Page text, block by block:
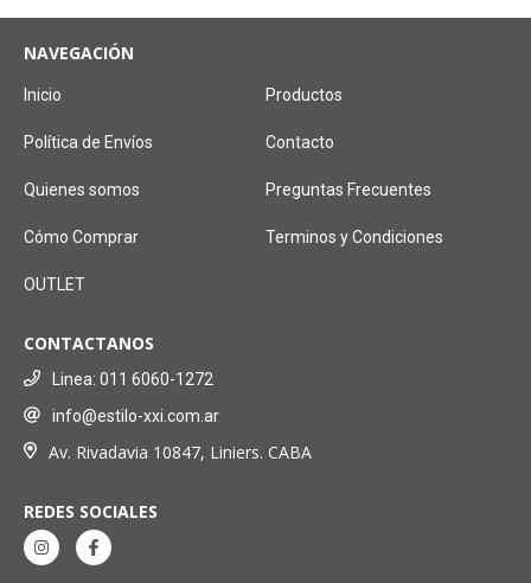
NAVEGACIÓN
Inicio Productos
Política de Envíos Contacto
Quienes somos Preguntas Frecuentes
Cómo Comprar Terminos y Condiciones
OUTLET
CONTACTANOS
Linea: 011 6060-1272
info@estilo-xxi.com.ar
Av. Rivadavia 10847, Liniers. CABA
REDES SOCIALES